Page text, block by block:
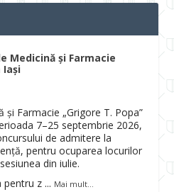
Medicină și Farmacie
Iași
Farmacie „Grigore T. Popa”
7–25 septembrie 2026,
de admitere la
pentru ocuparea locurilor
din iulie.
pentru z ... Mai mult...